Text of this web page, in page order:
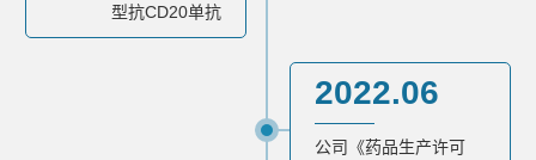
型抗CD20单抗
2022.06
公司《药品生产许可